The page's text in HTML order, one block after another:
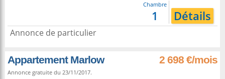
Chambre
1 Détails
Annonce de particulier
Appartement Marlow 2 698 €/mois
Annonce gratuite du 23/11/2017.